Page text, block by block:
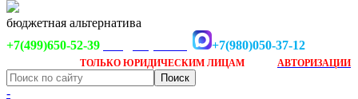
бюджетная альтернатива
+7(499)650-52-39
+7(980)050-37-12
ТОЛЬКО ЮРИДИЧЕСКИМ ЛИЦАМ АВТОРИЗАЦИИ
-